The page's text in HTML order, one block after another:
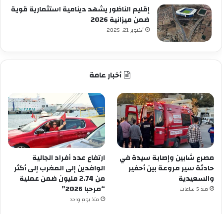
إقليم الناظور يشهد دينامية استثمارية قوية
ضمن ميزانية 2026
أكتوبر 21, 2025
أخبار عامة
مصرع شابين وإصابة سيدة في
حادثة سير مروعة بين أحفير
والسعيدية
منذ 5 ساعات
ارتفاع عدد أفراد الجالية
الوافدين إلى المغرب إلى أكثر
من 2.74 مليون ضمن عملية
“مرحبا 2026”
منذ يوم واحد